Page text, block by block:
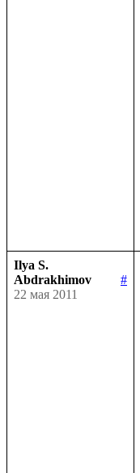
Ilya S.
Abdrakhimov
#
22 мая 2011